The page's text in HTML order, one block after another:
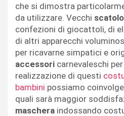
che si dimostra
da utilizzare. Vecchi
confezioni di giocattoli, di
di altri apparecchi
per ricavarne simpatici e
accessori carnevaleschi
realizzazione di questi
bambini possiamo
quali sarà maggior
maschera indossando